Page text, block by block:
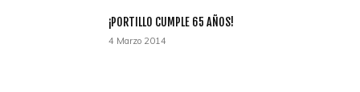
¡PORTILLO CUMPLE 65 AÑOS!
4 Marzo 2014